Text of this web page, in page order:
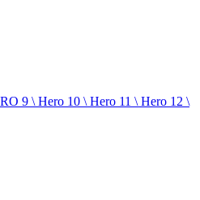
9 \ Hero 10 \ Hero 11 \ Hero 12 \